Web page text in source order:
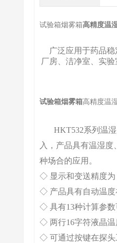
试验箱烟雾箱高精度温
广泛应用于药品稳
厂房、洁净室、实
试验箱烟雾箱高精度温
HKT532系列温湿
入，产品具有温湿
种场合的应用。
◇ 显示和变送精度
◇ 产品具有自动温度
◇ 具有13种计算参数
◇ 两行16字符液晶温
◇ 可通过按键在探头